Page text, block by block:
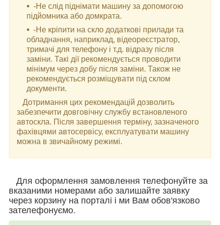
-Не слід піднімати машину за допомогою
підйомника або домкрата.
-Не кріпити на скло додаткові прилади та
обладнання, наприклад, відеореєстратор,
тримачі для телефону і т.д. відразу після
заміни. Такі дії рекомендується проводити
мінімум через добу після заміни. Також не
рекомендується розміщувати під склом
документи.
Дотримання цих рекомендацій дозволить
забезпечити довговічну службу встановленого
автоскла. Після завершення терміну, зазначеного
фахівцями автосервісу, експлуатувати машину
можна в звичайному режимі.
Для оформлення замовлення телефонуйте за
вказаними номерами або залишайте заявку
через корзину на порталі і ми Вам обов'язково
зателефонуємо.